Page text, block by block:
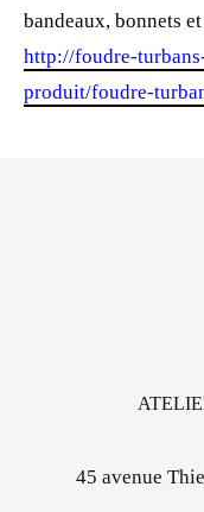
bandeaux, bonnets
http://foudre-
produit/foudre-
45 avenue